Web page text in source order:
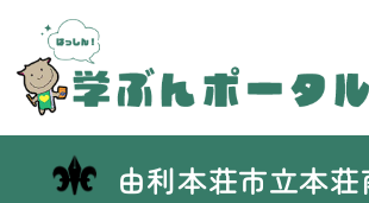
由利本荘市立本